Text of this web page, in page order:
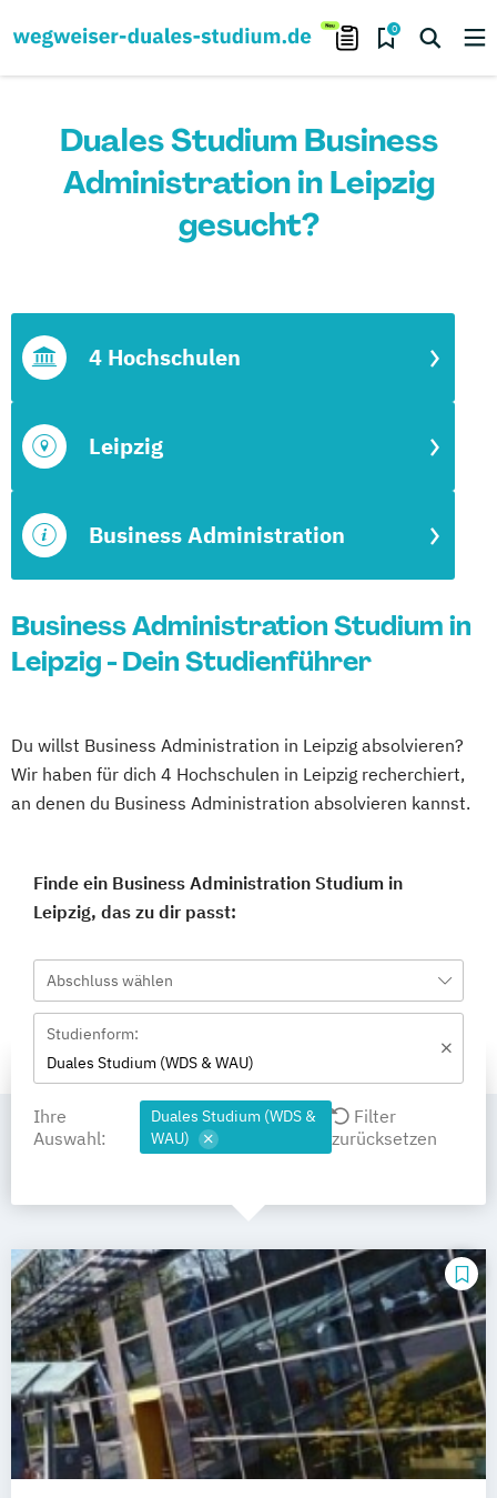
0
Duales Studium Business
Administration in Leipzig
gesucht?
Business Administration
Leipzig
4 Hochschulen
Business Administration Studium in
Leipzig - Dein Studienführer
Du willst Business Administration in Leipzig absolvieren?
Wir haben für dich 4 Hochschulen in Leipzig recherchiert,
an denen du Business Administration absolvieren kannst.
Finde ein Business Administration Studium in
Leipzig, das zu dir passt:
Abschluss wählen
Studienform:
Duales Studium (WDS & WAU)
Ihre
Auswahl:
Duales Studium (WDS &
WAU)
Filter
zurücksetzen